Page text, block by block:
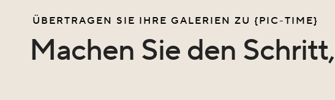
ÜBERTRAGEN SIE IHRE GALERIEN ZU {PIC-TIME}
Machen Sie den Schritt,